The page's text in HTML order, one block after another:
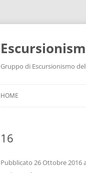
Gruppo di Escursionismo
HOME
16
Pubblicato 26 Ottobre 2016